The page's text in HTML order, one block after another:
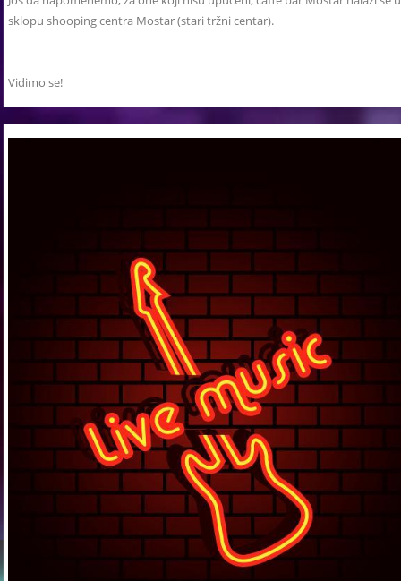
sklopu shooping centra Mostar (stari tržni centar).
Vidimo se!